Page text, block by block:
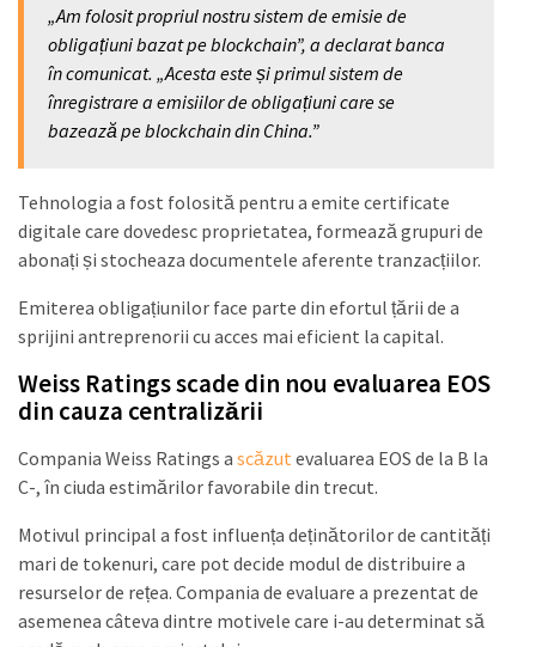
„Am folosit propriul nostru sistem de emisie de
obligațiuni bazat pe blockchain”, a declarat banca
în comunicat. „Acesta este și primul sistem de
înregistrare a emisiilor de obligațiuni care se
bazează pe blockchain din China.”
Tehnologia a fost folosită pentru a emite certificate
digitale care dovedesc proprietatea, formează grupuri de
abonați și stocheaza documentele aferente tranzacțiilor.
Emiterea obligațiunilor face parte din efortul țării de a
sprijini antreprenorii cu acces mai eficient la capital.
Weiss Ratings scade din nou evaluarea EOS
din cauza centralizării
Compania Weiss Ratings a scăzut evaluarea EOS de la B la
C-, în ciuda estimărilor favorabile din trecut.
Motivul principal a fost influența deținătorilor de cantități
mari de tokenuri, care pot decide modul de distribuire a
resurselor de rețea. Compania de evaluare a prezentat de
asemenea câteva dintre motivele care i-au determinat să